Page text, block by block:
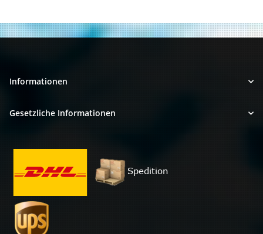
Informationen
Gesetzliche Informationen